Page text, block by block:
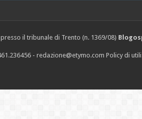
il tribunale di Trento (n. 1369/08)
- redazione@etymo.com Policy di